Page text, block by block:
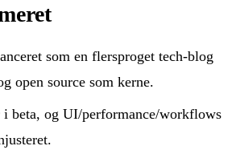
som en flersproget tech-blog
open source som kerne.
beta, og UI/performance/workflows